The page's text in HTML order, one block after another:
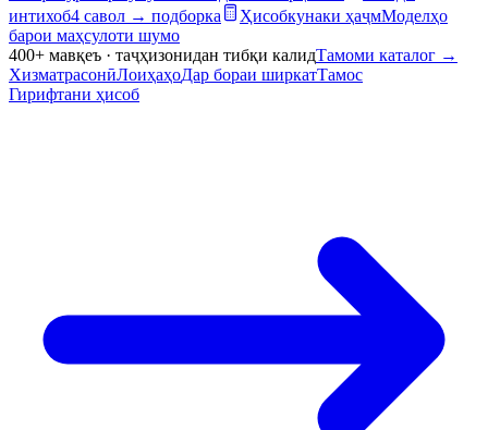
интихоб4 савол → подборка Ҳисобкунаки ҳаҷмМоделҳо
барои маҳсулоти шумо
400+ мавқеъ · таҷҳизонидан тибқи калидТамоми каталог →
ХизматрасонӣЛоиҳаҳоДар бораи ширкатТамос
Гирифтани ҳисоб